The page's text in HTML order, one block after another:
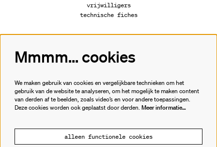
vrijwilligers
technische fiches
Volg ons
Meld je aan voor de nieuwsbrief.
Mmmm... cookies
We maken gebruik van cookies en vergelijkbare technieken om het
gebruik van de website te analyseren, om het mogelijk te maken content
van derden af te beelden, zoals video’s en voor andere toepassingen.
Deze cookies worden ook geplaatst door derden. Meer informatie…
alleen functionele cookies